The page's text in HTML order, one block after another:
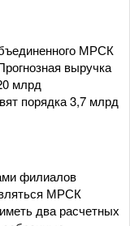
МРСК
выручка
млрд
порядка 3,7 млрд
филиалов
МРСК
два расчетных